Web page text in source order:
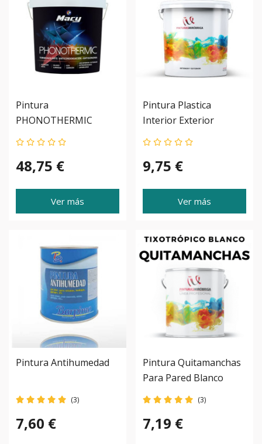
Pintura
PHONOTHERMIC
Anticondensacion,
Termico
48,75 €
Ver más
Pintura Plastica
Interior Exterior
Mirobriga 15L.
9,75 €
Ver más
Pintura Antihumedad
(3)
7,60 €
Pintura Quitamanchas
Para Pared Blanco
(3)
7,19 €